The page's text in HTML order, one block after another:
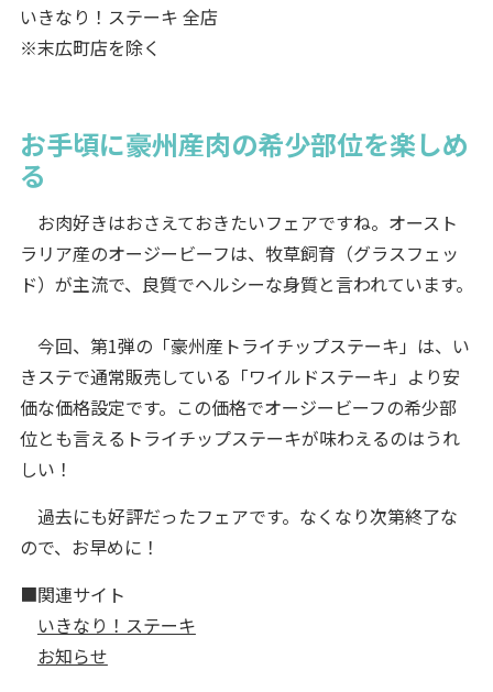
いきなり！ステーキ 全店
※末広町店を除く
お手頃に豪州産肉の希少部位を楽しめ
る
お肉好きはおさえておきたいフェアですね。オースト
ラリア産のオージービーフは、牧草飼育（グラスフェッ
ド）が主流で、良質でヘルシーな身質と言われています。
今回、第1弾の「豪州産トライチップステーキ」は、い
きステで通常販売している「ワイルドステーキ」より安
価な価格設定です。この価格でオージービーフの希少部
位とも言えるトライチップステーキが味わえるのはうれ
しい！
過去にも好評だったフェアです。なくなり次第終了な
ので、お早めに！
■関連サイト
いきなり！ステーキ
お知らせ